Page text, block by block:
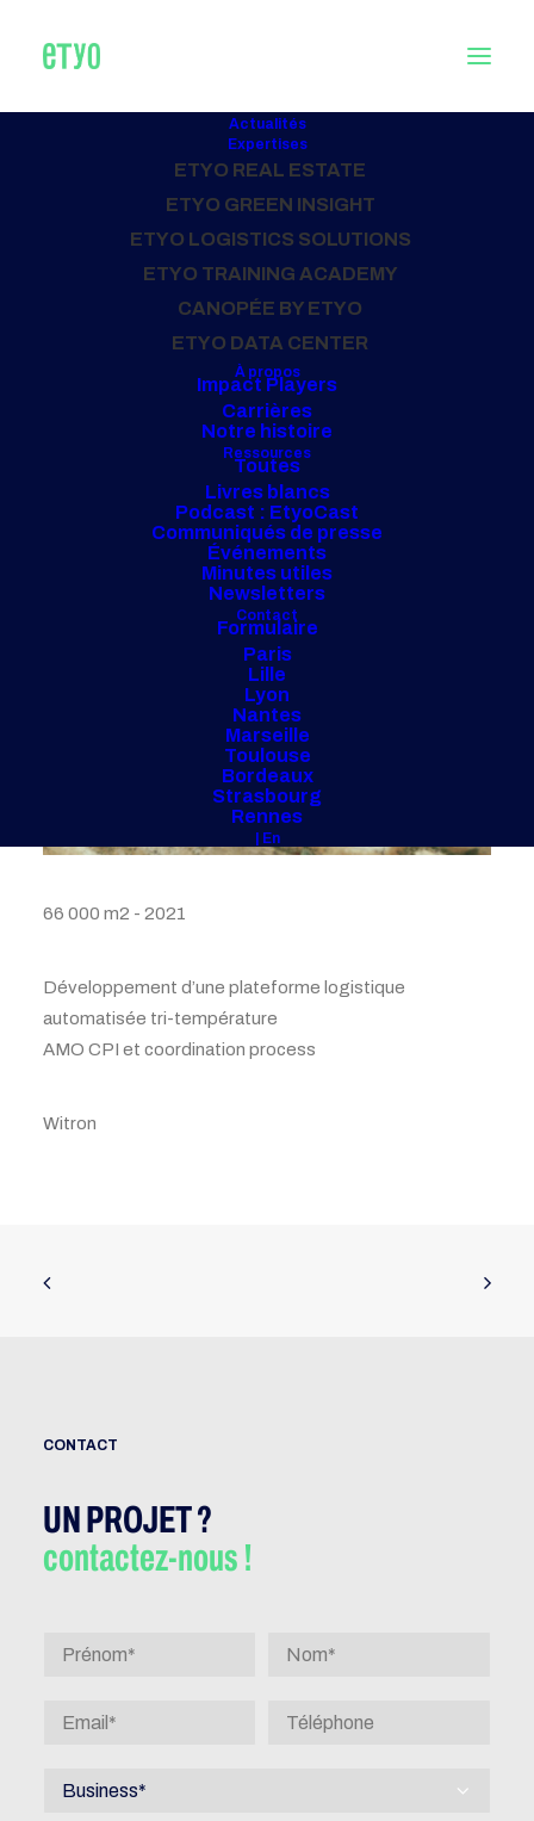
Actualités
Expertises
ETYO REAL ESTATE
ETYO GREEN INSIGHT
ETYO LOGISTICS SOLUTIONS
ETYO TRAINING ACADEMY
CANOPÉE BY ETYO
ETYO DATA CENTER
À propos
Impact Players
Carrières
Notre histoire
Ressources
Toutes
Livres blancs
Podcast : EtyoCast
Communiqués de presse
Événements
Minutes utiles
Newsletters
Contact
Formulaire
Paris
Lille
Lyon
Nantes
Marseille
Toulouse
Bordeaux
Strasbourg
Rennes
| En
INTERMARCHÉ, Avion (62)
13 novembre 2021
66 000 m2 - 2021
Développement d’une plateforme logistique
automatisée tri-température
AMO CPI et coordination process
Witron
CONTACT
UN PROJET ?
contactez-nous !